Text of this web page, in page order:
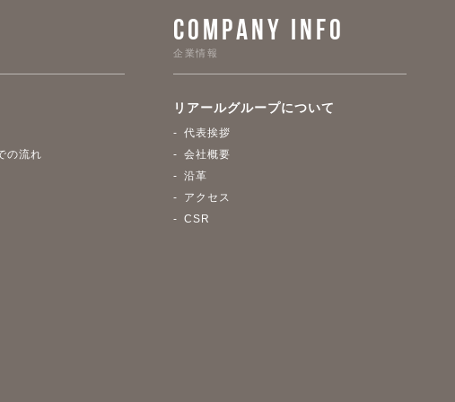
の流れ
COMPANY INFO
企業情報
リアールグループについて
代表挨拶
会社概要
沿革
アクセス
CSR